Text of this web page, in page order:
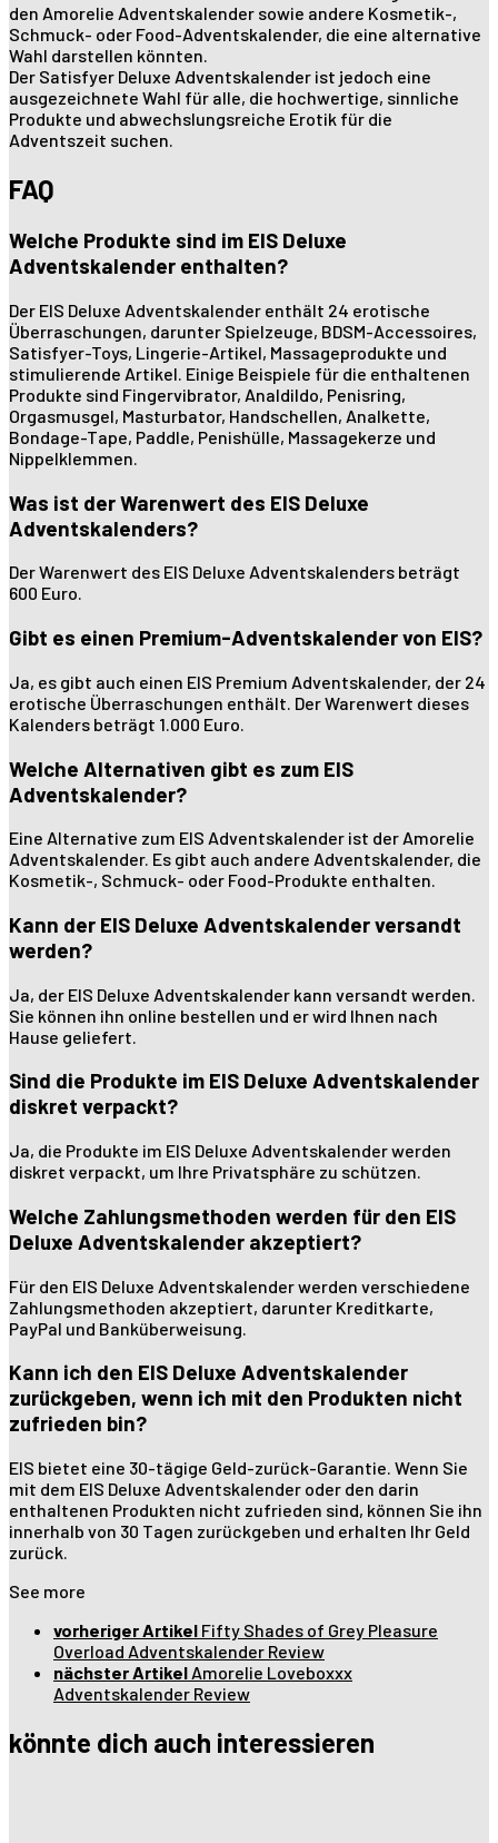
den Amorelie Adventskalender sowie andere Kosmetik-,
Schmuck- oder Food-Adventskalender, die eine alternative
Wahl darstellen könnten.
Der Satisfyer Deluxe Adventskalender ist jedoch eine
ausgezeichnete Wahl für alle, die hochwertige, sinnliche
Produkte und abwechslungsreiche Erotik für die
Adventszeit suchen.
FAQ
Welche Produkte sind im EIS Deluxe
Adventskalender enthalten?
Der EIS Deluxe Adventskalender enthält 24 erotische
Überraschungen, darunter Spielzeuge, BDSM-Accessoires,
Satisfyer-Toys, Lingerie-Artikel, Massageprodukte und
stimulierende Artikel. Einige Beispiele für die enthaltenen
Produkte sind Fingervibrator, Analdildo, Penisring,
Orgasmusgel, Masturbator, Handschellen, Analkette,
Bondage-Tape, Paddle, Penishülle, Massagekerze und
Nippelklemmen.
Was ist der Warenwert des EIS Deluxe
Adventskalenders?
Der Warenwert des EIS Deluxe Adventskalenders beträgt
600 Euro.
Gibt es einen Premium-Adventskalender von EIS?
Ja, es gibt auch einen EIS Premium Adventskalender, der 24
erotische Überraschungen enthält. Der Warenwert dieses
Kalenders beträgt 1.000 Euro.
Welche Alternativen gibt es zum EIS
Adventskalender?
Eine Alternative zum EIS Adventskalender ist der Amorelie
Adventskalender. Es gibt auch andere Adventskalender, die
Kosmetik-, Schmuck- oder Food-Produkte enthalten.
Kann der EIS Deluxe Adventskalender versandt
werden?
Ja, der EIS Deluxe Adventskalender kann versandt werden.
Sie können ihn online bestellen und er wird Ihnen nach
Hause geliefert.
Sind die Produkte im EIS Deluxe Adventskalender
diskret verpackt?
Ja, die Produkte im EIS Deluxe Adventskalender werden
diskret verpackt, um Ihre Privatsphäre zu schützen.
Welche Zahlungsmethoden werden für den EIS
Deluxe Adventskalender akzeptiert?
Für den EIS Deluxe Adventskalender werden verschiedene
Zahlungsmethoden akzeptiert, darunter Kreditkarte,
PayPal und Banküberweisung.
Kann ich den EIS Deluxe Adventskalender
zurückgeben, wenn ich mit den Produkten nicht
zufrieden bin?
EIS bietet eine 30-tägige Geld-zurück-Garantie. Wenn Sie
mit dem EIS Deluxe Adventskalender oder den darin
enthaltenen Produkten nicht zufrieden sind, können Sie ihn
innerhalb von 30 Tagen zurückgeben und erhalten Ihr Geld
zurück.
See more
vorheriger Artikel Fifty Shades of Grey Pleasure
Overload Adventskalender Review
nächster Artikel Amorelie Loveboxxx
Adventskalender Review
könnte dich auch interessieren